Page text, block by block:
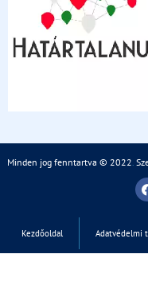
Minden jog fenntartva © 2022.
Kezdőoldal Adatvédelmi